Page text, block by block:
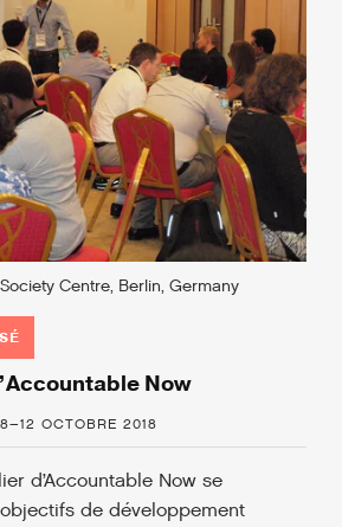
Centre, Berlin, Germany
Now
OCTOBRE 2018
d’Accountable Now se
de développement